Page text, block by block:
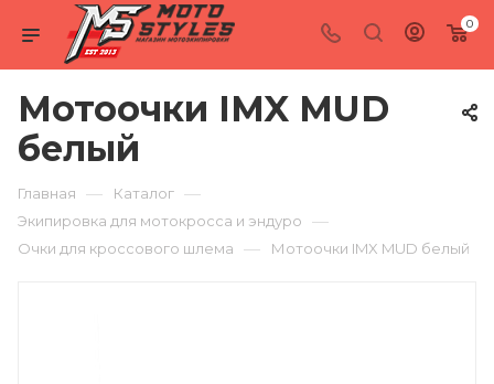
0
Мотоочки IMX MUD
белый
Главная — Каталог —
Экипировка для мотокросса и эндуро —
Очки для кроссового шлема — Мотоочки IMX MUD белый